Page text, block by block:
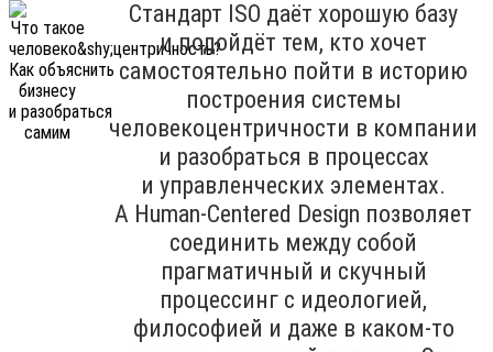
Стандарт ISO даёт хорошую базу
и подойдёт тем, кто хочет
самостоятельно пойти в историю
построения системы
человекоцентричности в компании
и разобраться в процессах
и управленческих элементах.
А Human-Centered Design позволяет
соединить между собой
прагматичный и скучный
процессинг с идеологией,
философией и даже в каком-то